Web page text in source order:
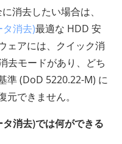
消去したい場合は、
消去)最適な HDD 安
ェアには、クイック消
去モードがあり、どち
準 (DoD 5220.22-M) に
できません。
消去)では何ができる